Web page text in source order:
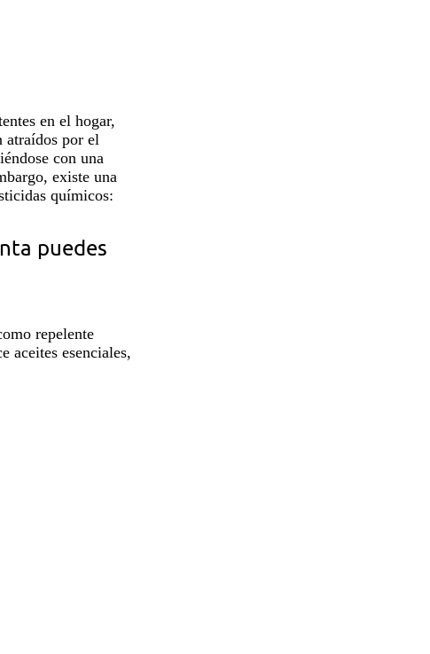
en el hogar,
atraídos por el
con una
existe una
químicos:
puedes
repelente
aceites esenciales,